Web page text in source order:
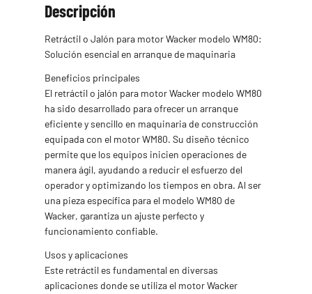
Descripción
Retráctil o Jalón para motor Wacker modelo WM80:
Solución esencial en arranque de maquinaria
Beneficios principales
El retráctil o jalón para motor Wacker modelo WM80
ha sido desarrollado para ofrecer un arranque
eficiente y sencillo en maquinaria de construcción
equipada con el motor WM80. Su diseño técnico
permite que los equipos inicien operaciones de
manera ágil, ayudando a reducir el esfuerzo del
operador y optimizando los tiempos en obra. Al ser
una pieza específica para el modelo WM80 de
Wacker, garantiza un ajuste perfecto y
funcionamiento confiable.
Usos y aplicaciones
Este retráctil es fundamental en diversas
aplicaciones donde se utiliza el motor Wacker